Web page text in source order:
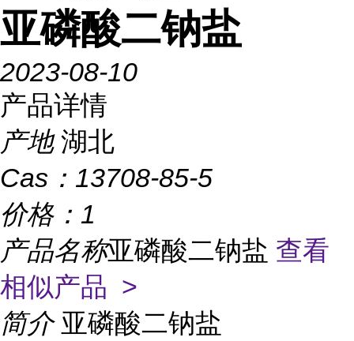
亚磷酸二钠盐
2023-08-10
产品详情
产地 湖北
Cas： 13708-85-5
价格： 1
产品名称亚磷酸二钠盐 查看
相似产品 >
简介 亚磷酸二钠盐